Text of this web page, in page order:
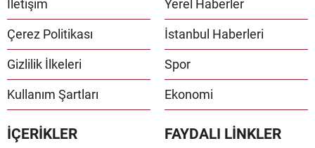
İletişim
Çerez Politikası
Gizlilik İlkeleri
Kullanım Şartları
Yerel Haberler
İstanbul Haberleri
Spor
Ekonomi
İÇERİKLER FAYDALI LİNKLER